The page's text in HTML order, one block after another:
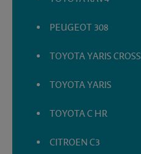
PEUGEOT 308
TOYOTA YARIS CROSS
TOYOTA YARIS
TOYOTA C HR
CITROEN C3